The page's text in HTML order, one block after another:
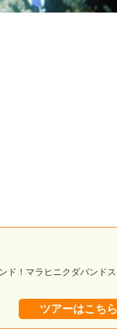
ド！マラヒニクダバンドス
ツアーはこちら